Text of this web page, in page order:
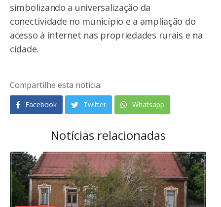
simbolizando a universalização da
conectividade no município e a ampliação do
acesso à internet nas propriedades rurais e na
cidade.
Compartilhe esta notícia:
Facebook Twitter Whatsapp
Notícias relacionadas